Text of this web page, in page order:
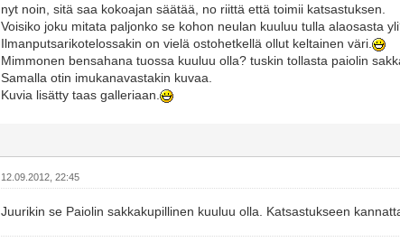
nyt noin, sitä saa kokoajan säätää, no riittä että toimii katsastuksen.
Voisiko joku mitata paljonko se kohon neulan kuuluu tulla alaosasta
Ilmanputsarikotelossakin on vielä ostohetkellä ollut keltainen väri.
Mimmonen bensahana tuossa kuuluu olla? tuskin tollasta paiolin
Samalla otin imukanavastakin kuvaa.
Kuvia lisätty taas galleriaan.
12.09.2012, 22:45
Juurikin se Paiolin sakkakupillinen kuuluu olla. Katsastukseen